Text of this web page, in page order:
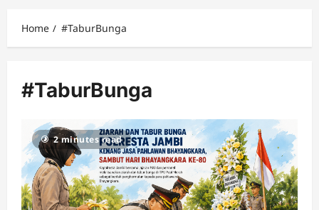
Home #TaburBunga
#TaburBunga
2 minutes read